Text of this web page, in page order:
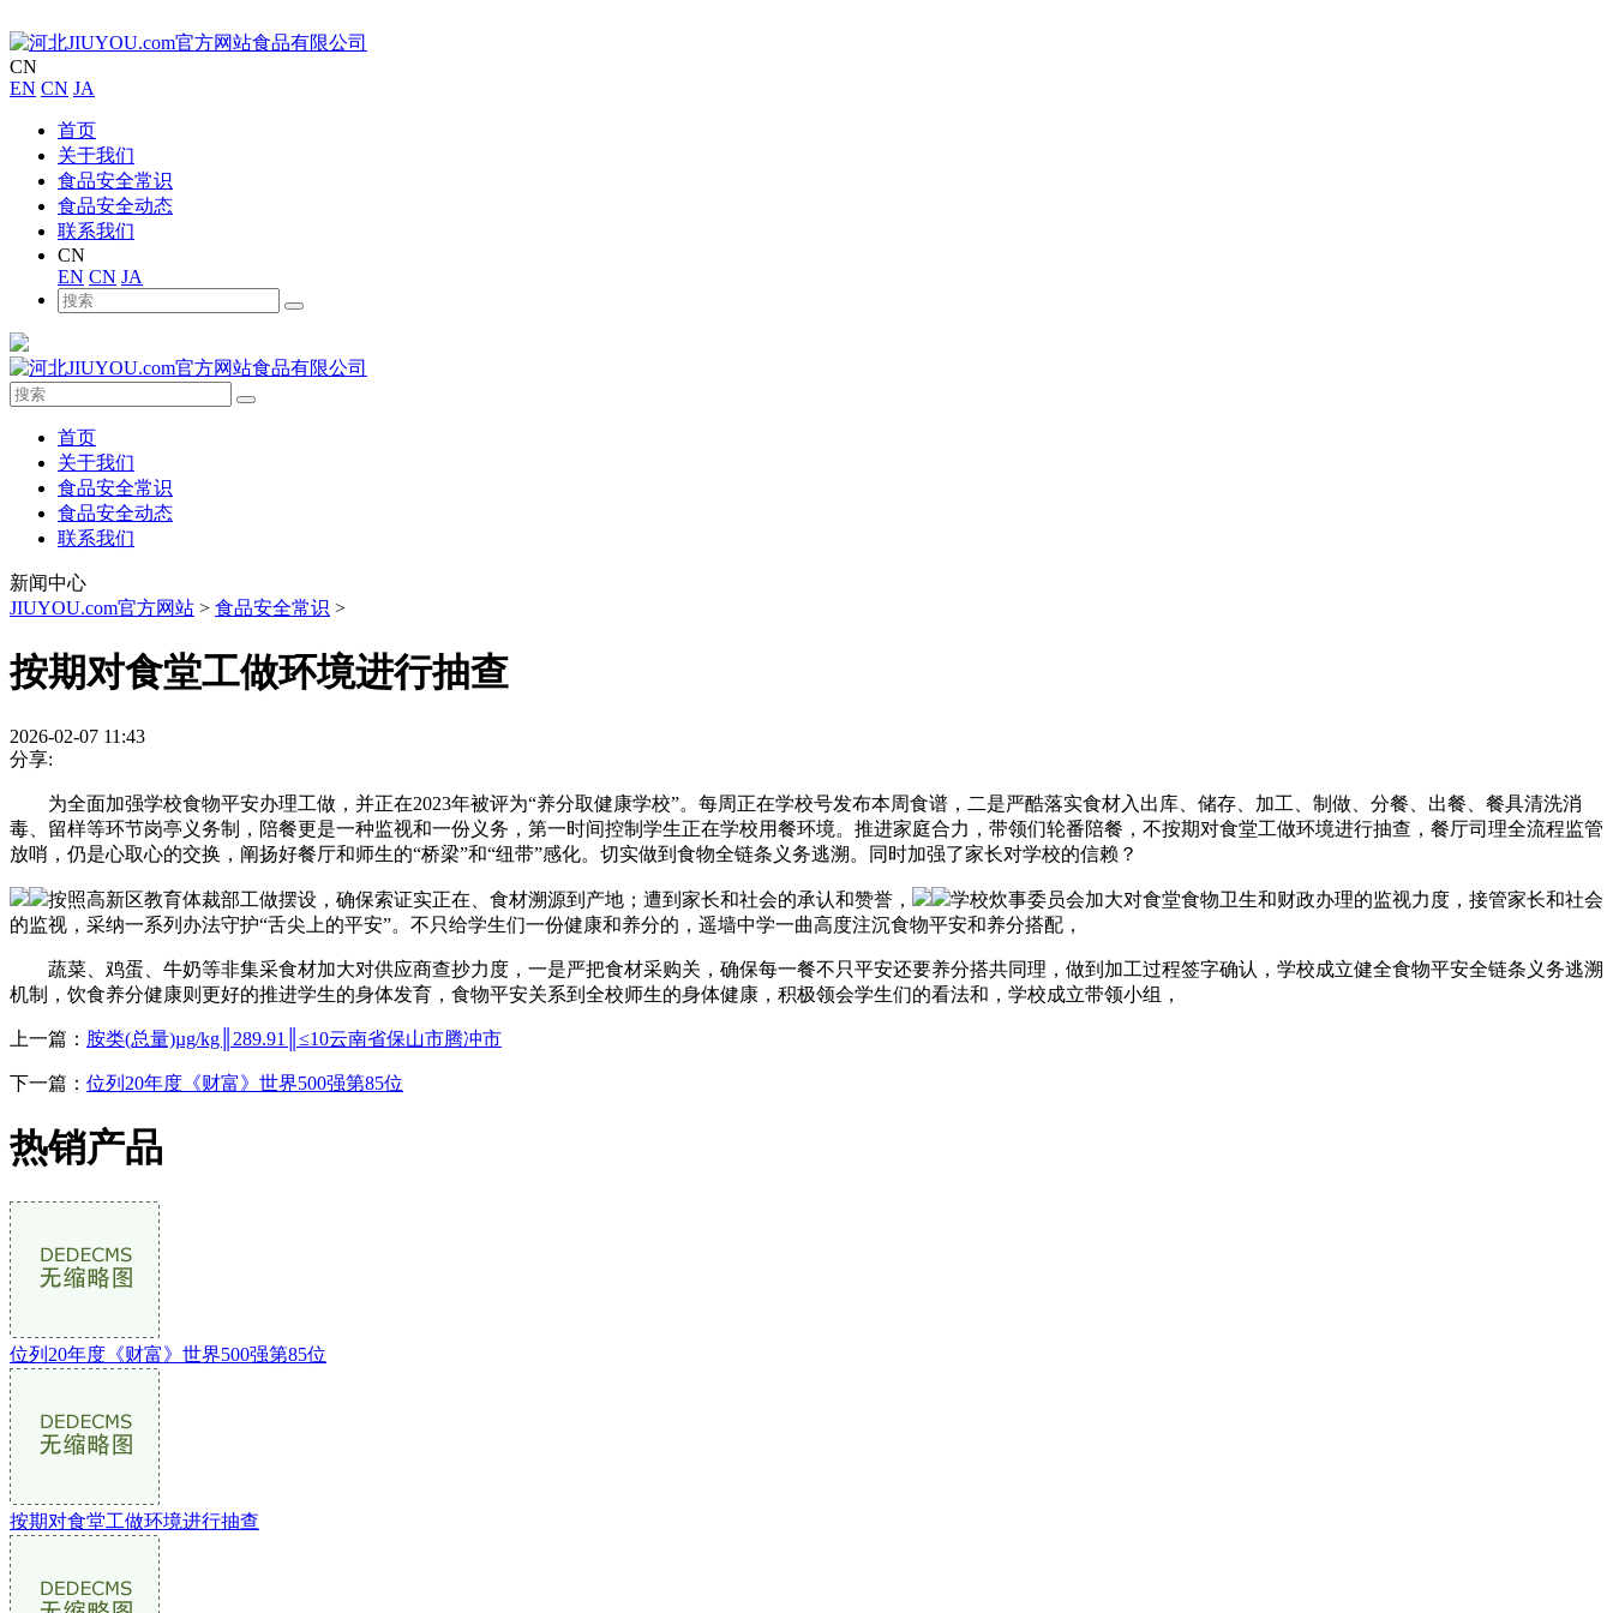
CN
EN CN JA
首页
关于我们
食品安全常识
食品安全动态
联系我们
CN
EN CN JA
首页
关于我们
食品安全常识
食品安全动态
联系我们
新闻中心
JIUYOU.com官方网站 > 食品安全常识 >
按期对食堂工做环境进行抽查
2026-02-07 11:43
分享:
为全面加强学校食物平安办理工做，并正在2023年被评为“养分取健康学校”。每周正在学校号发布本周食谱，二是严酷落实食材入出库、储存、加工、制做、分餐、出餐、餐具清洗消
毒、留样等环节岗亭义务制，陪餐更是一种监视和一份义务，第一时间控制学生正在学校用餐环境。推进家庭合力，带领们轮番陪餐，不按期对食堂工做环境进行抽查，餐厅司理全流程监管
放哨，仍是心取心的交换，阐扬好餐厅和师生的“桥梁”和“纽带”感化。切实做到食物全链条义务逃溯。同时加强了家长对学校的信赖？
按照高新区教育体裁部工做摆设，确保索证实正在、食材溯源到产地；遭到家长和社会的承认和赞誉，
学校炊事委员会加大对食堂食物卫生和财政办理的监视力度，接管家长和社会
的监视，采纳一系列办法守护“舌尖上的平安”。不只给学生们一份健康和养分的，遥墙中学一曲高度注沉食物平安和养分搭配，
蔬菜、鸡蛋、牛奶等非集采食材加大对供应商查抄力度，一是严把食材采购关，确保每一餐不只平安还要养分搭共同理，做到加工过程签字确认，学校成立健全食物平安全链条义务逃溯
机制，饮食养分健康则更好的推进学生的身体发育，食物平安关系到全校师生的身体健康，积极领会学生们的看法和，学校成立带领小组，
上一篇： 胺类(总量)µg/kg║289.91║≤10云南省保山市腾冲市
下一篇： 位列20年度《财富》世界500强第85位
热销产品
位列20年度《财富》世界500强第85位
按期对食堂工做环境进行抽查